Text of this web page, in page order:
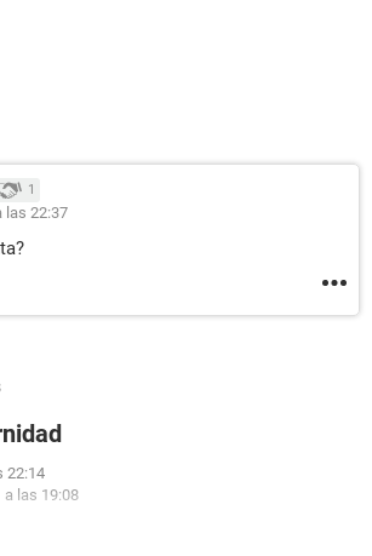
1
las 22:37
22:14
a las 19:08